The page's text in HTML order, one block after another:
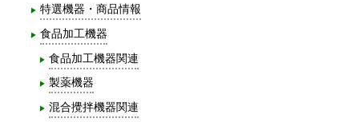
特選機器・商品情報
食品加工機器
食品加工機器関連
製薬機器
混合攪拌機器関連